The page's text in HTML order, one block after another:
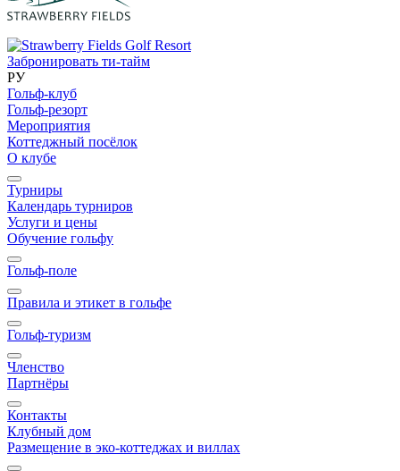
Забронировать ти-тайм
РУ
Гольф-клуб
Гольф-резорт
Мероприятия
Коттеджный посёлок
О клубе
Турниры
Календарь турниров
Услуги и цены
Обучение гольфу
Гольф-поле
Правила и этикет в гольфе
Гольф-туризм
Членство
Партнёры
Контакты
Клубный дом
Размещение в эко-коттеджах и виллах